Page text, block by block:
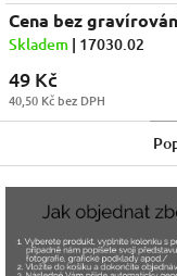
Cena bez
Skladem | 17030.02
49 Kč
40,50 Kč bez DPH